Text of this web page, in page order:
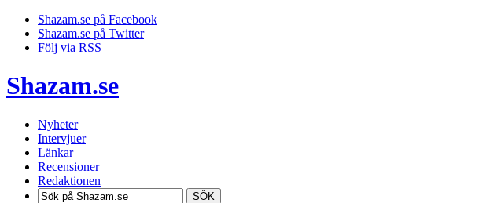
Shazam.se på Facebook
Shazam.se på Twitter
Följ via RSS
Shazam.se
Nyheter
Intervjuer
Länkar
Recensioner
Redaktionen
SÖK